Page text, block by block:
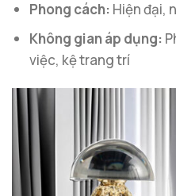
Phong cách: Hiện đại,
Không gian áp dụng:
việc, kệ trang trí